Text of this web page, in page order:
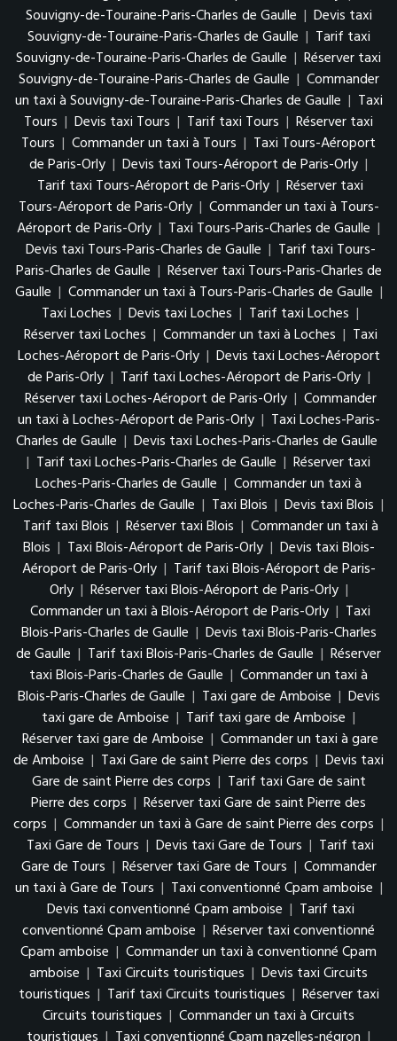
Souvigny-de-Touraine-Paris-Charles de Gaulle | Devis taxi
Souvigny-de-Touraine-Paris-Charles de Gaulle | Tarif taxi
Souvigny-de-Touraine-Paris-Charles de Gaulle | Réserver taxi
Souvigny-de-Touraine-Paris-Charles de Gaulle | Commander
un taxi à Souvigny-de-Touraine-Paris-Charles de Gaulle | Taxi
Tours | Devis taxi Tours | Tarif taxi Tours | Réserver taxi
Tours | Commander un taxi à Tours | Taxi Tours-Aéroport
de Paris-Orly | Devis taxi Tours-Aéroport de Paris-Orly |
Tarif taxi Tours-Aéroport de Paris-Orly | Réserver taxi
Tours-Aéroport de Paris-Orly | Commander un taxi à Tours-
Aéroport de Paris-Orly | Taxi Tours-Paris-Charles de Gaulle |
Devis taxi Tours-Paris-Charles de Gaulle | Tarif taxi Tours-
Paris-Charles de Gaulle | Réserver taxi Tours-Paris-Charles de
Gaulle | Commander un taxi à Tours-Paris-Charles de Gaulle |
Taxi Loches | Devis taxi Loches | Tarif taxi Loches |
Réserver taxi Loches | Commander un taxi à Loches | Taxi
Loches-Aéroport de Paris-Orly | Devis taxi Loches-Aéroport
de Paris-Orly | Tarif taxi Loches-Aéroport de Paris-Orly |
Réserver taxi Loches-Aéroport de Paris-Orly | Commander
un taxi à Loches-Aéroport de Paris-Orly | Taxi Loches-Paris-
Charles de Gaulle | Devis taxi Loches-Paris-Charles de Gaulle
| Tarif taxi Loches-Paris-Charles de Gaulle | Réserver taxi
Loches-Paris-Charles de Gaulle | Commander un taxi à
Loches-Paris-Charles de Gaulle | Taxi Blois | Devis taxi Blois |
Tarif taxi Blois | Réserver taxi Blois | Commander un taxi à
Blois | Taxi Blois-Aéroport de Paris-Orly | Devis taxi Blois-
Aéroport de Paris-Orly | Tarif taxi Blois-Aéroport de Paris-
Orly | Réserver taxi Blois-Aéroport de Paris-Orly |
Commander un taxi à Blois-Aéroport de Paris-Orly | Taxi
Blois-Paris-Charles de Gaulle | Devis taxi Blois-Paris-Charles
de Gaulle | Tarif taxi Blois-Paris-Charles de Gaulle | Réserver
taxi Blois-Paris-Charles de Gaulle | Commander un taxi à
Blois-Paris-Charles de Gaulle | Taxi gare de Amboise | Devis
taxi gare de Amboise | Tarif taxi gare de Amboise |
Réserver taxi gare de Amboise | Commander un taxi à gare
de Amboise | Taxi Gare de saint Pierre des corps | Devis taxi
Gare de saint Pierre des corps | Tarif taxi Gare de saint
Pierre des corps | Réserver taxi Gare de saint Pierre des
corps | Commander un taxi à Gare de saint Pierre des corps |
Taxi Gare de Tours | Devis taxi Gare de Tours | Tarif taxi
Gare de Tours | Réserver taxi Gare de Tours | Commander
un taxi à Gare de Tours | Taxi conventionné Cpam amboise |
Devis taxi conventionné Cpam amboise | Tarif taxi
conventionné Cpam amboise | Réserver taxi conventionné
Cpam amboise | Commander un taxi à conventionné Cpam
amboise | Taxi Circuits touristiques | Devis taxi Circuits
touristiques | Tarif taxi Circuits touristiques | Réserver taxi
Circuits touristiques | Commander un taxi à Circuits